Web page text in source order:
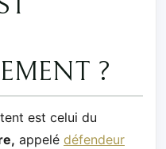
?
est celui du
appelé défendeur